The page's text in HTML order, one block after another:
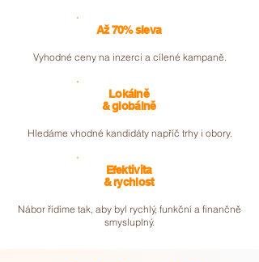
Až 70% sleva
Vyhodné ceny na inzerci a cílené kampaně.
Lokálně
& globálně
Hledáme vhodné kandidáty napříč trhy i obory.
Efektivita
& rychlost
Nábor řídíme tak, aby byl rychlý, funkční a finančně
smysluplný.